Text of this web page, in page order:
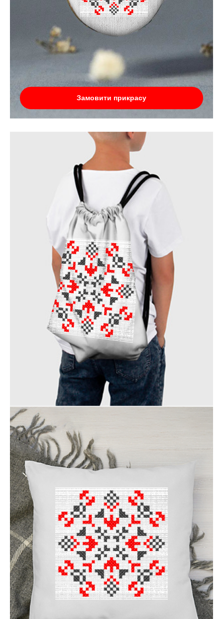
Замовити прикрасу